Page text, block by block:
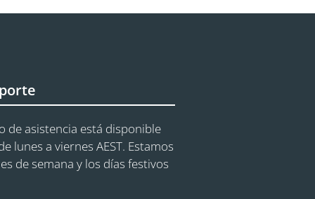
de asistencia está disponible
lunes a viernes AEST. Estamos
de semana y los días festivos